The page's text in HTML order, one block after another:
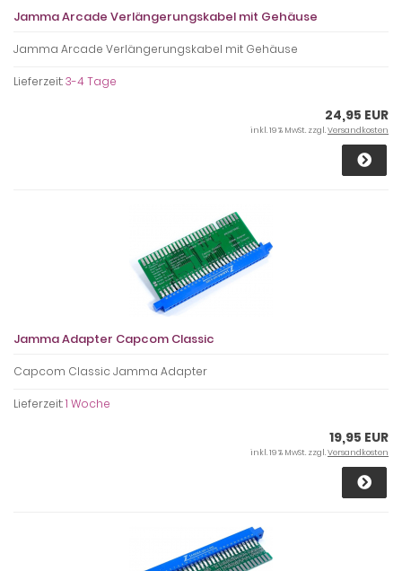
Jamma Arcade Verlängerungskabel mit Gehäuse
Jamma Arcade Verlängerungskabel mit Gehäuse
Lieferzeit:3-4 Tage
24,95 EUR
inkl. 19 % MwSt. zzgl.Versandkosten
Jamma Adapter Capcom Classic
Capcom Classic Jamma Adapter
Lieferzeit:1 Woche
19,95 EUR
inkl. 19 % MwSt. zzgl.Versandkosten